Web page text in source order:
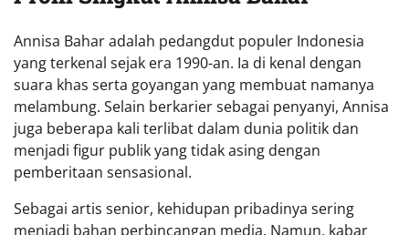
Annisa Bahar adalah pedangdut populer Indonesia
yang terkenal sejak era 1990-an. Ia di kenal dengan
suara khas serta goyangan yang membuat namanya
melambung. Selain berkarier sebagai penyanyi, Annisa
juga beberapa kali terlibat dalam dunia politik dan
menjadi figur publik yang tidak asing dengan
pemberitaan sensasional.
Sebagai artis senior, kehidupan pribadinya sering
menjadi bahan perbincangan media. Namun, kabar